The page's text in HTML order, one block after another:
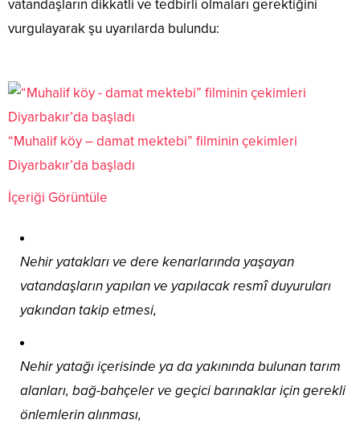
vatandaşların dikkatli ve tedbirli olmaları gerektiğini
vurgulayarak şu uyarılarda bulundu:
“Muhalif köy – damat mektebi” filminin çekimleri
Diyarbakır’da başladı
İçeriği Görüntüle
Nehir yatakları ve dere kenarlarında yaşayan
vatandaşların yapılan ve yapılacak resmî duyuruları
yakından takip etmesi,
Nehir yatağı içerisinde ya da yakınında bulunan tarım
alanları, bağ-bahçeler ve geçici barınaklar için gerekli
önlemlerin alınması,